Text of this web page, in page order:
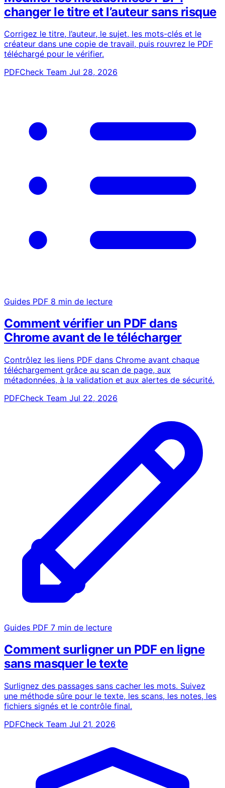
changer le titre et l’auteur sans risque
Corrigez le titre, l’auteur, le sujet, les mots-clés et le
créateur dans une copie de travail, puis rouvrez le PDF
téléchargé pour le vérifier.
PDFCheck Team Jul 28, 2026
Guides PDF 8 min de lecture
Comment vérifier un PDF dans
Chrome avant de le télécharger
Contrôlez les liens PDF dans Chrome avant chaque
téléchargement grâce au scan de page, aux
métadonnées, à la validation et aux alertes de sécurité.
PDFCheck Team Jul 22, 2026
Guides PDF 7 min de lecture
Comment surligner un PDF en ligne
sans masquer le texte
Surlignez des passages sans cacher les mots. Suivez
une méthode sûre pour le texte, les scans, les notes, les
fichiers signés et le contrôle final.
PDFCheck Team Jul 21, 2026